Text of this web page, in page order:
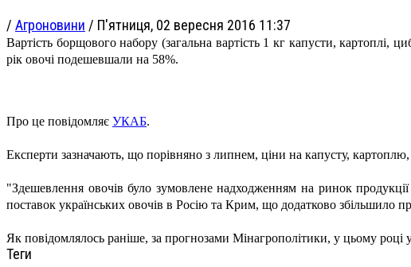
/ Агроновини / П'ятниця, 02 вересня 2016 11:37
Вартість борщового набору (загальна вартість 1 кг капусти, картоплі,
рік овочі подешевшали на 58%.
Про це повідомляє УКАБ.
Експерти зазначають, що порівняно з липнем, ціни на капусту,
"Здешевлення овочів було зумовлене надходженням на ринок
поставок українських овочів в Росію та Крим, що додатково збільшило
Як повідомлялось раніше, за прогнозами Мінагрополітики, у цьому
Теги